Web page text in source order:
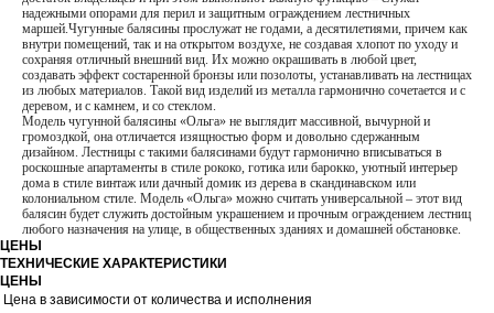
надежными опорами для перил и защитным ограждением лестничных
маршей.Чугунные балясины прослужат не годами, а десятилетиями, причем как
внутри помещений, так и на открытом воздухе, не создавая хлопот по уходу и
сохраняя отличный внешний вид. Их можно окрашивать в любой цвет,
создавать эффект состаренной бронзы или позолоты, устанавливать на лестницах
из любых материалов. Такой вид изделий из металла гармонично сочетается и с
деревом, и с камнем, и со стеклом.
Модель чугунной балясины «Ольга» не выглядит массивной, вычурной и
громоздкой, она отличается изящностью форм и довольно сдержанным
дизайном. Лестницы с такими балясинами будут гармонично вписываться в
роскошные апартаменты в стиле рококо, готика или барокко, уютный интерьер
дома в стиле винтаж или дачный домик из дерева в скандинавском или
колониальном стиле. Модель «Ольга» можно считать универсальной – этот вид
балясин будет служить достойным украшением и прочным ограждением лестниц
любого назначения на улице, в общественных зданиях и домашней обстановке.
ЦЕНЫ
ТЕХНИЧЕСКИЕ ХАРАКТЕРИСТИКИ
ЦЕНЫ
Цена в зависимости от количества и исполнения